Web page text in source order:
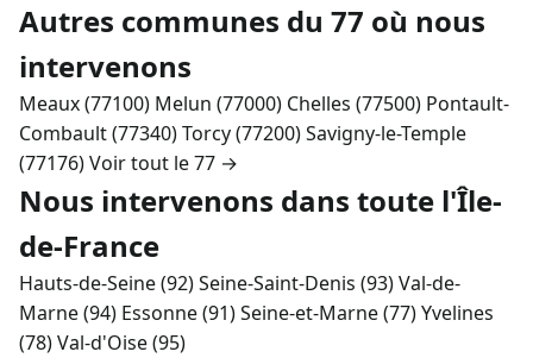
Autres communes du 77 où nous
intervenons
Meaux (77100) Melun (77000) Chelles (77500) Pontault-
Combault (77340)Torcy (77200)Savigny-le-Temple
(77176)Voir tout le 77 →
Nous intervenons dans toute l'Île-
de-France
Hauts-de-Seine (92)Seine-Saint-Denis (93)Val-de-
Marne (94) Essonne (91)Seine-et-Marne (77)Yvelines
(78)Val-d'Oise (95)